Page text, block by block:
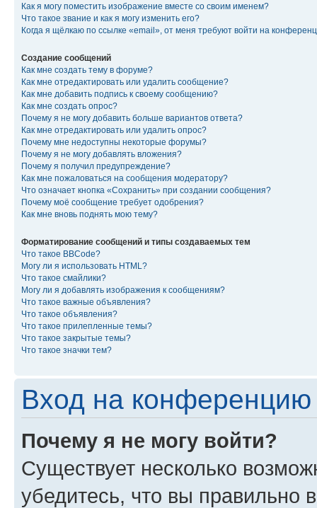
Как я могу поместить изображение вместе со своим именем?
Что такое звание и как я могу изменить его?
Когда я щёлкаю по ссылке «email», от меня требуют войти на
Создание сообщений
Как мне создать тему в форуме?
Как мне отредактировать или удалить сообщение?
Как мне добавить подпись к своему сообщению?
Как мне создать опрос?
Почему я не могу добавить больше вариантов ответа?
Как мне отредактировать или удалить опрос?
Почему мне недоступны некоторые форумы?
Почему я не могу добавлять вложения?
Почему я получил предупреждение?
Как мне пожаловаться на сообщения модератору?
Что означает кнопка «Сохранить» при создании сообщения?
Почему моё сообщение требует одобрения?
Как мне вновь поднять мою тему?
Форматирование сообщений и типы создаваемых тем
Что такое BBCode?
Могу ли я использовать HTML?
Что такое смайлики?
Могу ли я добавлять изображения к сообщениям?
Что такое важные объявления?
Что такое объявления?
Что такое прилепленные темы?
Что такое закрытые темы?
Что такое значки тем?
Вход на конференцию
Почему я не могу войти?
Существует несколько
убедитесь, что вы правильно